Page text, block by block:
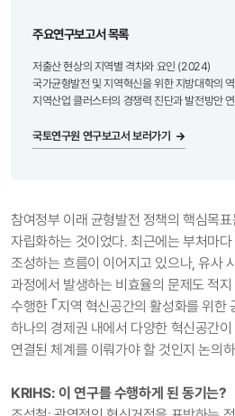
주요연구보고서 목록
저출산 현상의 지역별 격차와 요인 (2024)
국가균형발전 및 지역혁신을 위한 지방대학의
지역산업 클러스터의 경쟁력 진단과 발전방안
국토연구원 연구보고서 보러가기
참여정부 이래 균형발전 정책의 핵심목
자립화하는 것이었다. 최근에는 부처마
조성하는 흐름이 이어지고 있으나, 유사
과정에서 발생하는 비효율의 문제도 적
수행한 ｢지역 혁신공간의 활성화를 위한
하나의 경제권 내에서 다양한 혁신공간
연결된 체계를 이뤄가야 할 것인지 논의
KRIHS: 이 연구를 수행하게 된 동기는?